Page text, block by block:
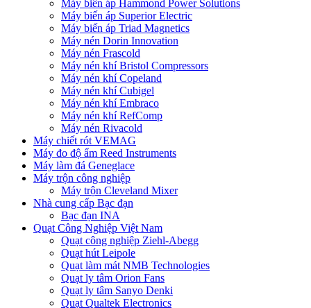
Máy biến áp Hammond Power Solutions
Máy biến áp Superior Electric
Máy biến áp Triad Magnetics
Máy nén Dorin Innovation
Máy nén Frascold
Máy nén khí Bristol Compressors
Máy nén khí Copeland
Máy nén khí Cubigel
Máy nén khí Embraco
Máy nén khí RefComp
Máy nén Rivacold
Máy chiết rót VEMAG
Máy đo độ ẩm Reed Instruments
Máy làm đá Geneglace
Máy trộn công nghiệp
Máy trộn Cleveland Mixer
Nhà cung cấp Bạc đạn
Bạc đạn INA
Quạt Công Nghiệp Việt Nam
Quạt công nghiệp Ziehl-Abegg
Quạt hút Leipole
Quạt làm mát NMB Technologies
Quạt ly tâm Orion Fans
Quạt ly tâm Sanyo Denki
Quạt Qualtek Electronics